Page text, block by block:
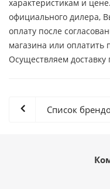
характеристикам и
официального дилера,
оплату после
магазина или оплатить
Осуществляем
Список